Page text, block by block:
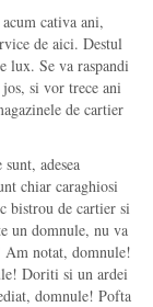
cativa ani,
de aici. Destul
lux. Se va raspandi
si vor trece ani
de cartier
adesea
chiar caraghiosi
bistrou de cartier si
un domnule, nu va
Am notat, domnule!
Doriti si un ardei
domnule! Pofta